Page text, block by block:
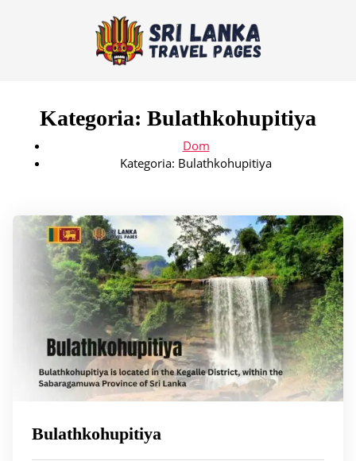
Kategoria: Bulathkohupitiya
Dom
Kategoria: Bulathkohupitiya
Bulathkohupitiya